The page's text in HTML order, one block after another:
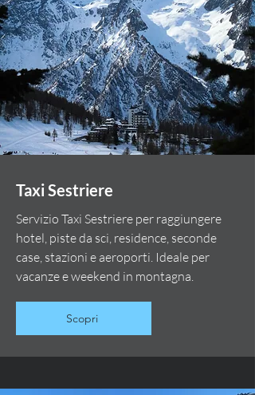
Taxi Sestriere
Servizio Taxi Sestriere per raggiungere
hotel, piste da sci, residence, seconde
case, stazioni e aeroporti. Ideale per
vacanze e weekend in montagna.
Scopri